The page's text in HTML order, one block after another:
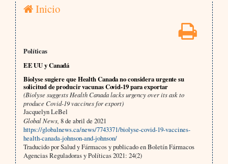
Inicio
Políticas
EE UU y Canadá
Biolyse sugiere que Health Canada no considera urgente su
solicitud de producir vacunas Covid-19 para exportar
(Biolyse suggests Health Canada lacks urgency over its ask to
produce Covid-19 vaccines for export)
Jacquelyn LeBel
Global News, 8 de abril de 2021
https://globalnews.ca/news/7743371/biolyse-covid-19-vaccines-
health-canada-johnson-and-johnson/
Traducido por Salud y Fármacos y publicado en Boletín Fármacos
Agencias Reguladoras y Políticas 2021: 24(2)